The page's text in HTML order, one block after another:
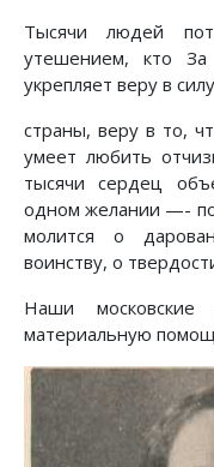
Тысячи людей
утешением, кто
укрепляет веру в
страны, веру в то,
умеет любить
тысячи сердец
одном желании —-
молится о
воинству, о
Наши
материальную